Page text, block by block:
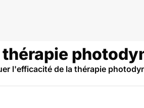
l'efficacité de la thérapie